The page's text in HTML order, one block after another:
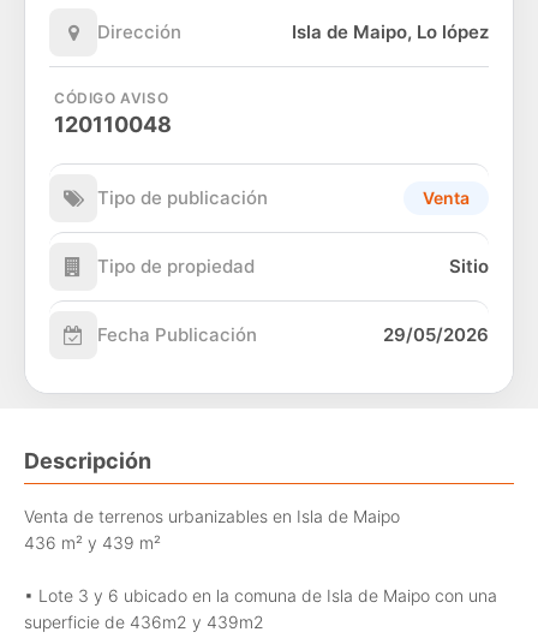
Dirección Isla de Maipo, Lo lópez
CÓDIGO AVISO
120110048
Tipo de publicación Venta
Tipo de propiedad Sitio
Fecha Publicación 29/05/2026
Descripción
Venta de terrenos urbanizables en Isla de Maipo
436 m² y 439 m²
▪︎ Lote 3 y 6 ubicado en la comuna de Isla de Maipo con una
superficie de 436m2 y 439m2